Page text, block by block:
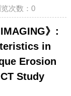
次数：0
》 :
in
Erosion
Study